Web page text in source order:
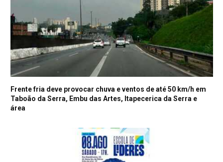
Frente fria deve provocar chuva e ventos de até 50 km/h em
Taboão da Serra, Embu das Artes, Itapecerica da Serra e
área